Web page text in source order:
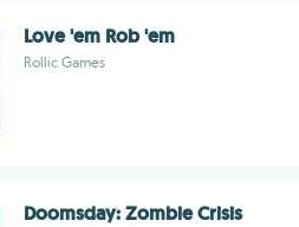
Love 'em Rob 'em
Rollic Games
Doomsday: Zombie Crisis